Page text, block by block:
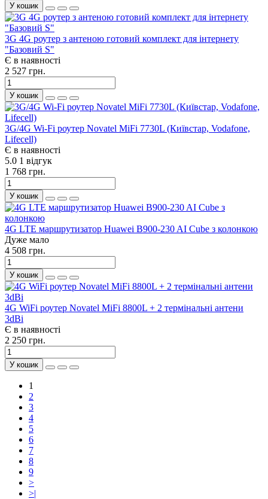
У кошик
3G 4G роутер з антеною готовий комплект для інтернету
"Базовий S"
Є в наявності
2 527 грн.
У кошик
3G/4G Wi-Fi роутер Novatel MiFi 7730L (Київстар, Vodafone,
Lifecell)
Є в наявності
5.0 1 відгук
1 768 грн.
У кошик
4G LTE маршрутизатор Huawei B900-230 AI Cube з колонкою
Дуже мало
4 508 грн.
У кошик
4G WiFi роутер Novatel MiFi 8800L + 2 термінальні антени
3dBi
Є в наявності
2 250 грн.
У кошик
1
2
3
4
5
6
7
8
9
>
>|